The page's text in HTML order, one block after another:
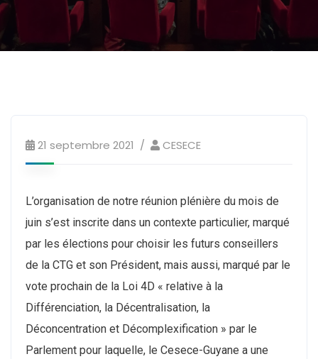
21 septembre 2021 CESECE
L’organisation de notre réunion plénière du mois de
juin s’est inscrite dans un contexte particulier, marqué
par les élections pour choisir les futurs conseillers
de la CTG et son Président, mais aussi, marqué par le
vote prochain de la Loi 4D « relative à la
Différenciation, la Décentralisation, la
Déconcentration et Décomplexification » par le
Parlement pour laquelle, le Cesece-Guyane a une